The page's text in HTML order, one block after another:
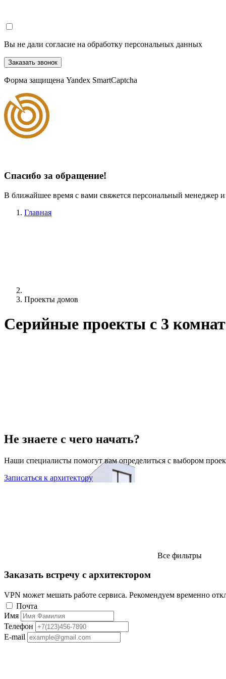
Вы не дали согласие на обработку персональных данных
Заказать звонок
Форма защищена Yandex SmartCaptcha
Спасибо за обращение!
В ближайшее время с вами свяжется персональный менеджер
Главная
Проекты домов
Серийные проекты c 3
Не знаете с чего начать?
Наши специалисты помогут вам определиться с выбором
Записаться к архитектору
Все фильтры
Заказать встречу с архитектором
VPN может мешать работе сервиса. Рекомендуем временно
Почта
Имя
Телефон
E-mail